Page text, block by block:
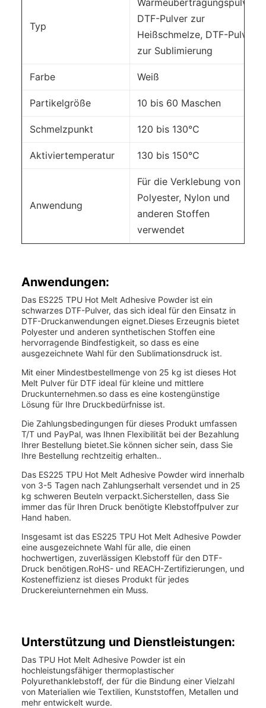
Typ
Wärmeübertragungspulver,
DTF-Pulver zur
Heißschmelze, DTF-Pulver
zur Sublimierung
Farbe Weiß
Partikelgröße 10 bis 60 Maschen
Schmelzpunkt 120 bis 130°C
Aktiviertemperatur 130 bis 150°C
Anwendung
Für die Verklebung von
Polyester, Nylon und
anderen Stoffen
verwendet
Anwendungen:
Das ES225 TPU Hot Melt Adhesive Powder ist ein
schwarzes DTF-Pulver, das sich ideal für den Einsatz in
DTF-Druckanwendungen eignet.Dieses Erzeugnis bietet
Polyester und anderen synthetischen Stoffen eine
hervorragende Bindfestigkeit, so dass es eine
ausgezeichnete Wahl für den Sublimationsdruck ist.
Mit einer Mindestbestellmenge von 25 kg ist dieses Hot
Melt Pulver für DTF ideal für kleine und mittlere
Druckunternehmen.so dass es eine kostengünstige
Lösung für Ihre Druckbedürfnisse ist.
Die Zahlungsbedingungen für dieses Produkt umfassen
T/T und PayPal, was Ihnen Flexibilität bei der Bezahlung
Ihrer Bestellung bietet.Sie können sicher sein, dass Sie
Ihre Bestellung rechtzeitig erhalten..
Das ES225 TPU Hot Melt Adhesive Powder wird innerhalb
von 3-5 Tagen nach Zahlungserhalt versendet und in 25
kg schweren Beuteln verpackt.Sicherstellen, dass Sie
immer das für Ihren Druck benötigte Klebstoffpulver zur
Hand haben.
Insgesamt ist das ES225 TPU Hot Melt Adhesive Powder
eine ausgezeichnete Wahl für alle, die einen
hochwertigen, zuverlässigen Klebstoff für den DTF-
Druck benötigen.RoHS- und REACH-Zertifizierungen, und
Kosteneffizienz ist dieses Produkt für jedes
Druckereiunternehmen ein Muss.
Unterstützung und Dienstleistungen:
Das TPU Hot Melt Adhesive Powder ist ein
hochleistungsfähiger thermoplastischer
Polyurethanklebstoff, der für die Bindung einer Vielzahl
von Materialien wie Textilien, Kunststoffen, Metallen und
mehr entwickelt wurde.